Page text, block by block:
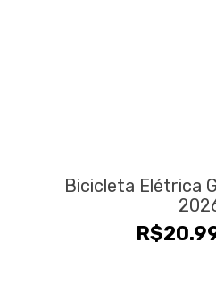
Bicicleta Elétrica
R$